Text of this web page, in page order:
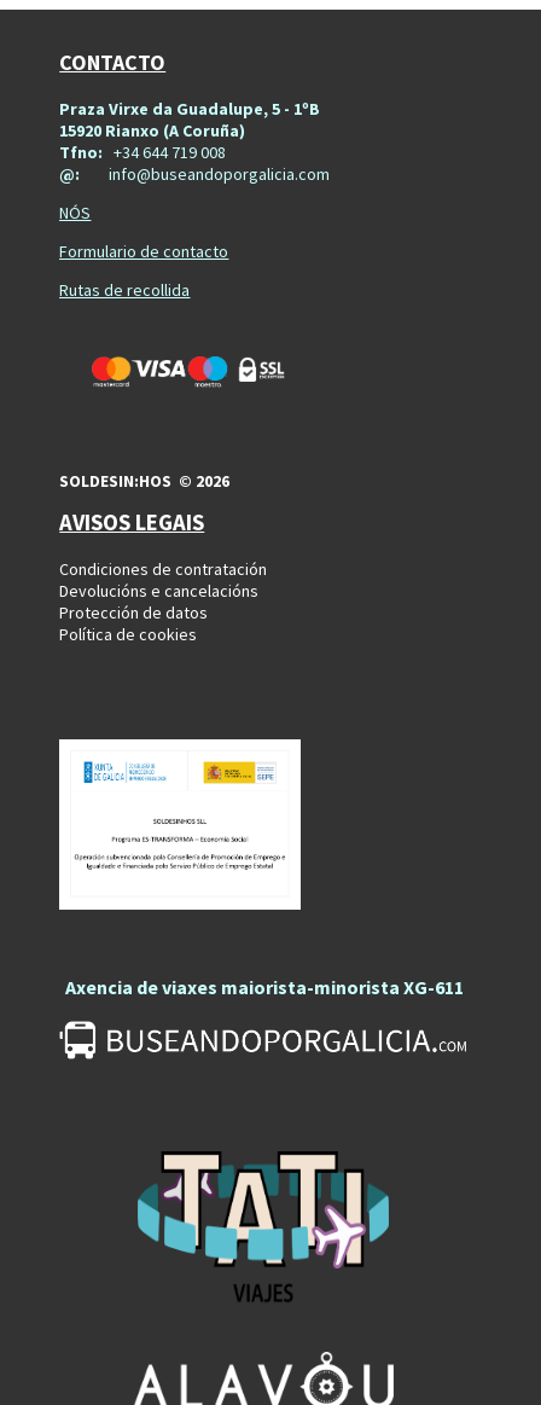
CONTACTO
Praza Virxe da Guadalupe, 5 - 1ºB
15920 Rianxo (A Coruña)
Tfno:+34 644 719 008
@:info@buseandoporgalicia.com
NÓS
Formulario de contacto
Rutas de recollida
SOLDESIN:HOS © 2026
AVISOS LEGAIS
Condiciones de contratación
Devolucións e cancelacións
Protección de datos
Política de cookies
Axencia de viaxes maiorista-minorista XG-611